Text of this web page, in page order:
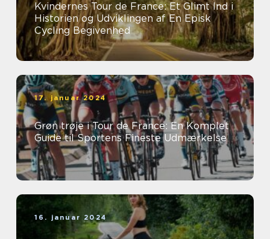
Kvindernes Tour de France: Et Glimt Ind i
Historien og Udviklingen af En Episk
Cycling Begivenhed
17. januar 2024
Grøn trøje i Tour de France: En Komplet
Guide til Sportens Fineste Udmærkelse
16. januar 2024